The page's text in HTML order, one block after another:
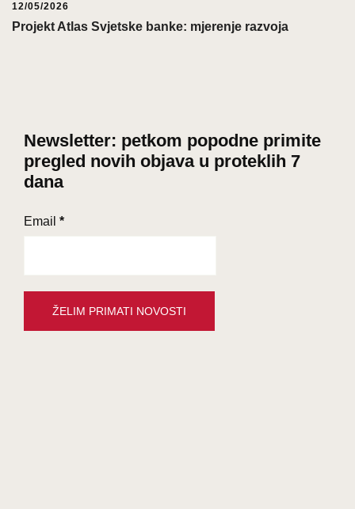
12/05/2026
Projekt Atlas Svjetske banke: mjerenje razvoja
Newsletter: petkom popodne primite
pregled novih objava u proteklih 7
dana
Email *